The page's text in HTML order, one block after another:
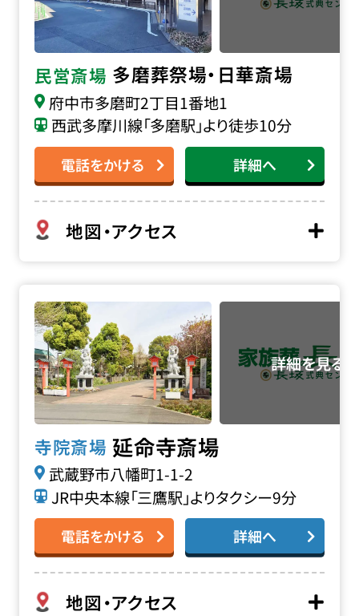
民営斎場 多磨葬祭場・日華斎場
府中市多磨町2丁目1番地1
西武多摩川線「多磨駅」より徒歩10分
電話をかける 詳細へ
地図・アクセス
寺院斎場 延命寺斎場
武蔵野市八幡町1-1-2
JR中央本線「三鷹駅」よりタクシー9分
電話をかける 詳細へ
地図・アクセス
延命寺斎場の詳細へ